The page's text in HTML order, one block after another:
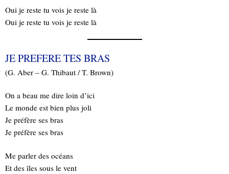
Oui je reste tu vois je reste là
Oui je reste tu vois je reste là
JE PREFERE TES BRAS
(G. Aber – G. Thibaut / T. Brown)
On a beau me dire loin d’ici
Le monde est bien plus joli
Je préfère ses bras
Je préfère ses bras
Me parler des océans
Et des îles sous le vent